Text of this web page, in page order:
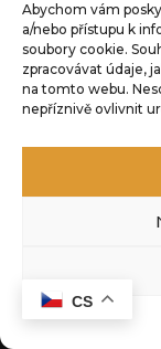
Abychom vám
a/nebo přístupu k
soubory cookie.
zpracovávat údaje,
na tomto webu.
nepříznivě ovlivnit
CS
ČLENSTVÍ -
1 500Kč
+ PŘIDAT